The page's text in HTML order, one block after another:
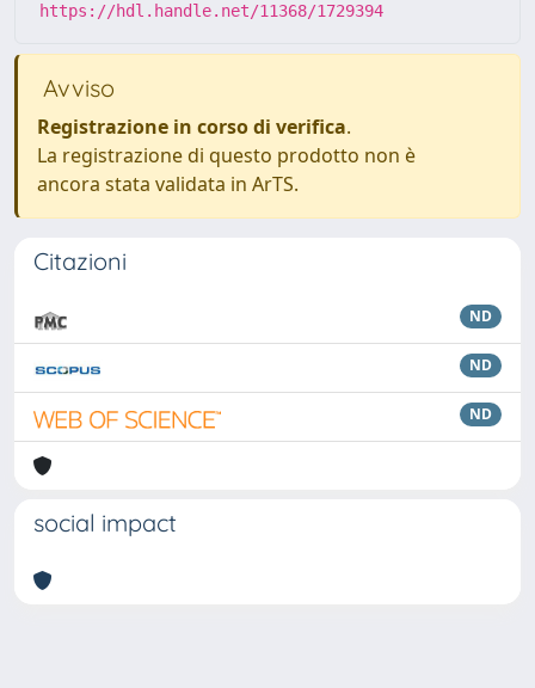
https://hdl.handle.net/11368/1729394
Avviso
Registrazione in corso di verifica.
La registrazione di questo prodotto non è
ancora stata validata in ArTS.
Citazioni
ND
ND
ND
social impact